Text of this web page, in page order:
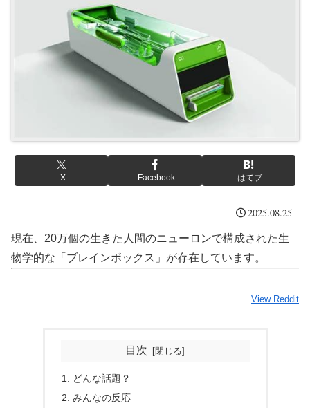
X Facebook はてブ
2025.08.25
現在、20万個の生きた人間のニューロンで構成された生
物学的な「ブレインボックス」が存在しています。
View Reddit
目次
どんな話題？
みんなの反応